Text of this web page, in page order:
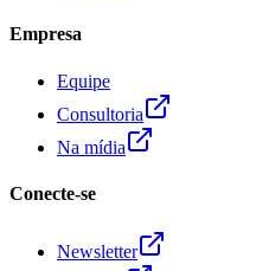
Empresa
Equipe
Consultoria
Na mídia
Conecte-se
Newsletter